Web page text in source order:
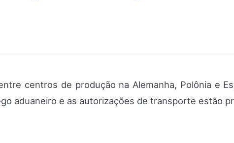
centros de produção na Alemanha, Polônia e
aduaneiro e as autorizações de transporte estão